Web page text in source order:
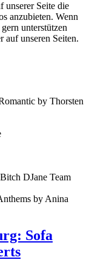
unserer Seite die
anzubieten. Wenn
unterstützen
auf unseren Seiten.
by Thorsten
DJane Team
by Anina
Sofa